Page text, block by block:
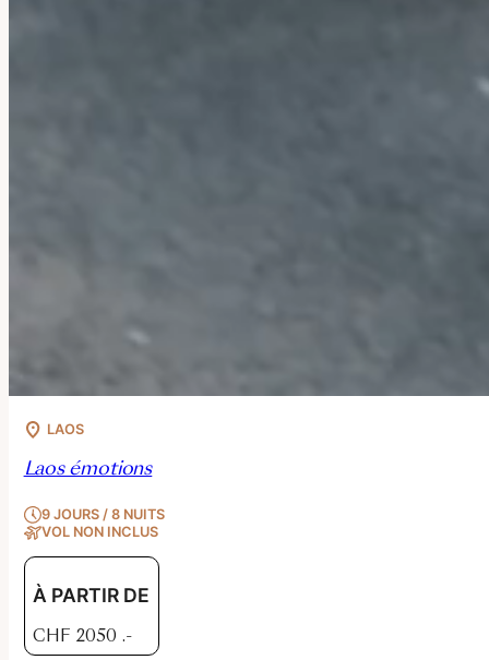
LAOS
Laos émotions
9 JOURS / 8 NUITS
VOL NON INCLUS
À PARTIR DE
CHF 2050 .-